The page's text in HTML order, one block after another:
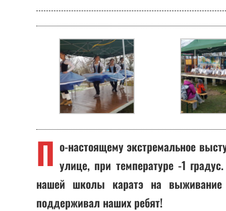
П о-настоящему экстремальное
улице, при температуре -1
нашей школы каратэ на выживание
поддерживал наших ребят!